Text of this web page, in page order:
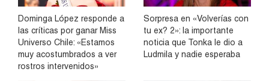
Dominga López responde a
las críticas por ganar Miss
Universo Chile: «Estamos
muy acostumbrados a ver
rostros intervenidos»
Sorpresa en «Volverías con
tu ex? 2»: la importante
noticia que Tonka le dio a
Ludmila y nadie esperaba